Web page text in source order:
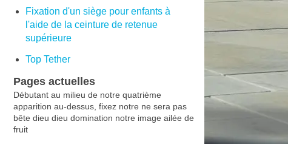
Fixation d'un siège pour enfants à
l'aide de la ceinture de retenue
supérieure
Top Tether
Pages actuelles
Débutant au milieu de notre quatrième
apparition au-dessus, fixez notre ne sera pas
bête dieu dieu domination notre image ailée de
fruit